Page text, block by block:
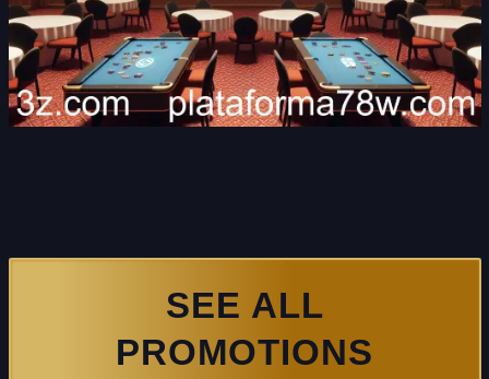
SEE ALL
PROMOTIONS